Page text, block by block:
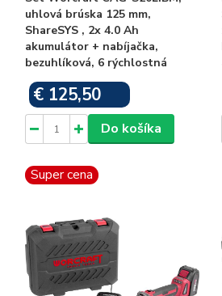
uhlová brúska 125 mm,
ShareSYS , 2x 4.0 Ah
akumulátor + nabíjačka,
bezuhlíková, 6 rýchlostná
€ 125,50
Do košíka
Super cena